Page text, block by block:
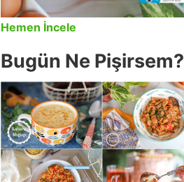
Hemen İncele
Bugün Ne Pişirsem?